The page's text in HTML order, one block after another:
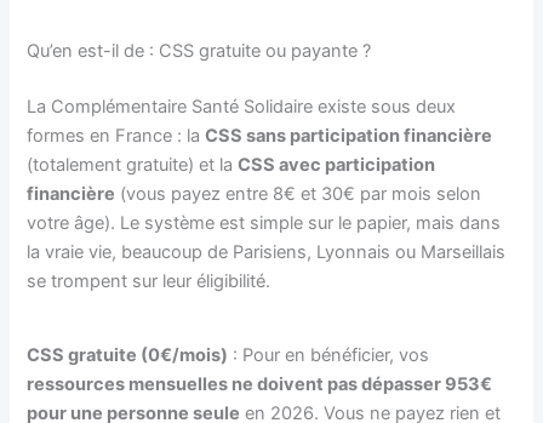
Qu’en est-il de : CSS gratuite ou payante ?
La Complémentaire Santé Solidaire existe sous deux
formes en France : laCSS sans participation financière
(totalement gratuite) et laCSS avec participation
financière (vous payez entre 8€ et 30€ par mois selon
votre âge). Le système est simple sur le papier, mais dans
la vraie vie, beaucoup de Parisiens, Lyonnais ou Marseillais
se trompent sur leur éligibilité.
CSS gratuite (0€/mois) : Pour en bénéficier, vos
ressources mensuelles ne doivent pas dépasser 953€
pour une personne seule en 2026. Vous ne payez rien et